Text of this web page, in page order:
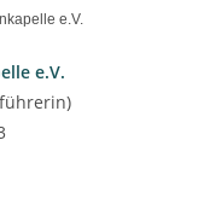
e.V.
e.V.